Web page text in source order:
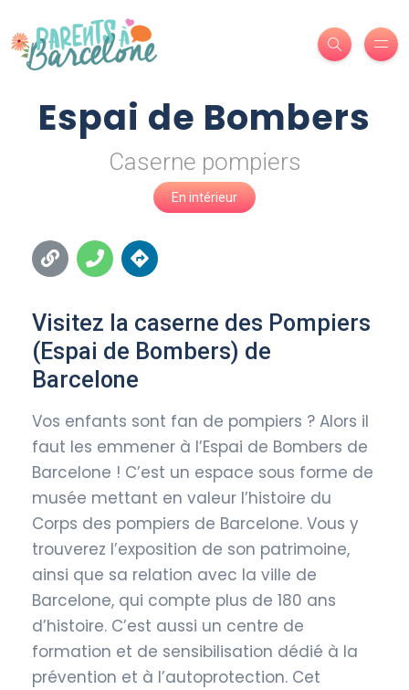
Espai de Bombers
Caserne pompiers
En intérieur
Visitez la caserne des Pompiers
(Espai de Bombers) de
Barcelone
Vos enfants sont fan de pompiers ? Alors il
faut les emmener à l’Espai de Bombers de
Barcelone ! C’est un espace sous forme de
musée mettant en valeur l’histoire du
Corps des pompiers de Barcelone. Vous y
trouverez l’exposition de son patrimoine,
ainsi que sa relation avec la ville de
Barcelone, qui compte plus de 180 ans
d’histoire. C’est aussi un centre de
formation et de sensibilisation dédié à la
prévention et à l’autoprotection. Cet